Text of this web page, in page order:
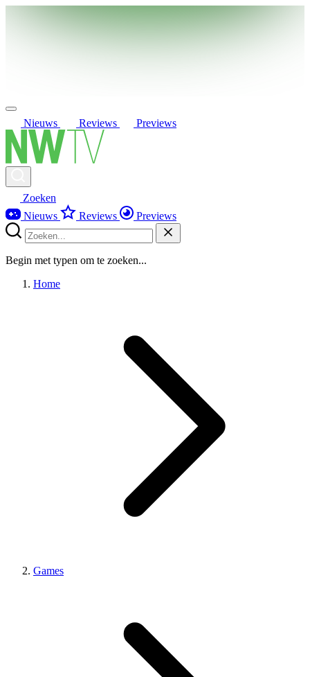
Nieuws Reviews Previews
Zoeken
Nieuws
Reviews Previews
Begin met typen om te zoeken...
Home
Games